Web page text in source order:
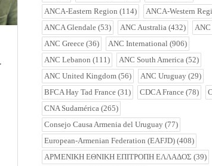
ANCA-Eastern Region (114) ANCA-Western
ANCA Glendale (53) ANC Australia (432) ANC
ANC Greece (36) ANC International (906)
ANC Lebanon (111) ANC South America (52)
ANC United Kingdom (56) ANC Uruguay (29)
BFCA Hay Tad France (31) CDCA France (78)
CNA Sudamérica (265)
Consejo Causa Armenia del Uruguay (77)
European-Armenian Federation (EAFJD) (408)
ΑΡΜΕΝΙΚΗ ΕΘΝΙΚΗ ΕΠΙΤΡΟΠΗ ΕΛΛΑΔΟΣ (39)